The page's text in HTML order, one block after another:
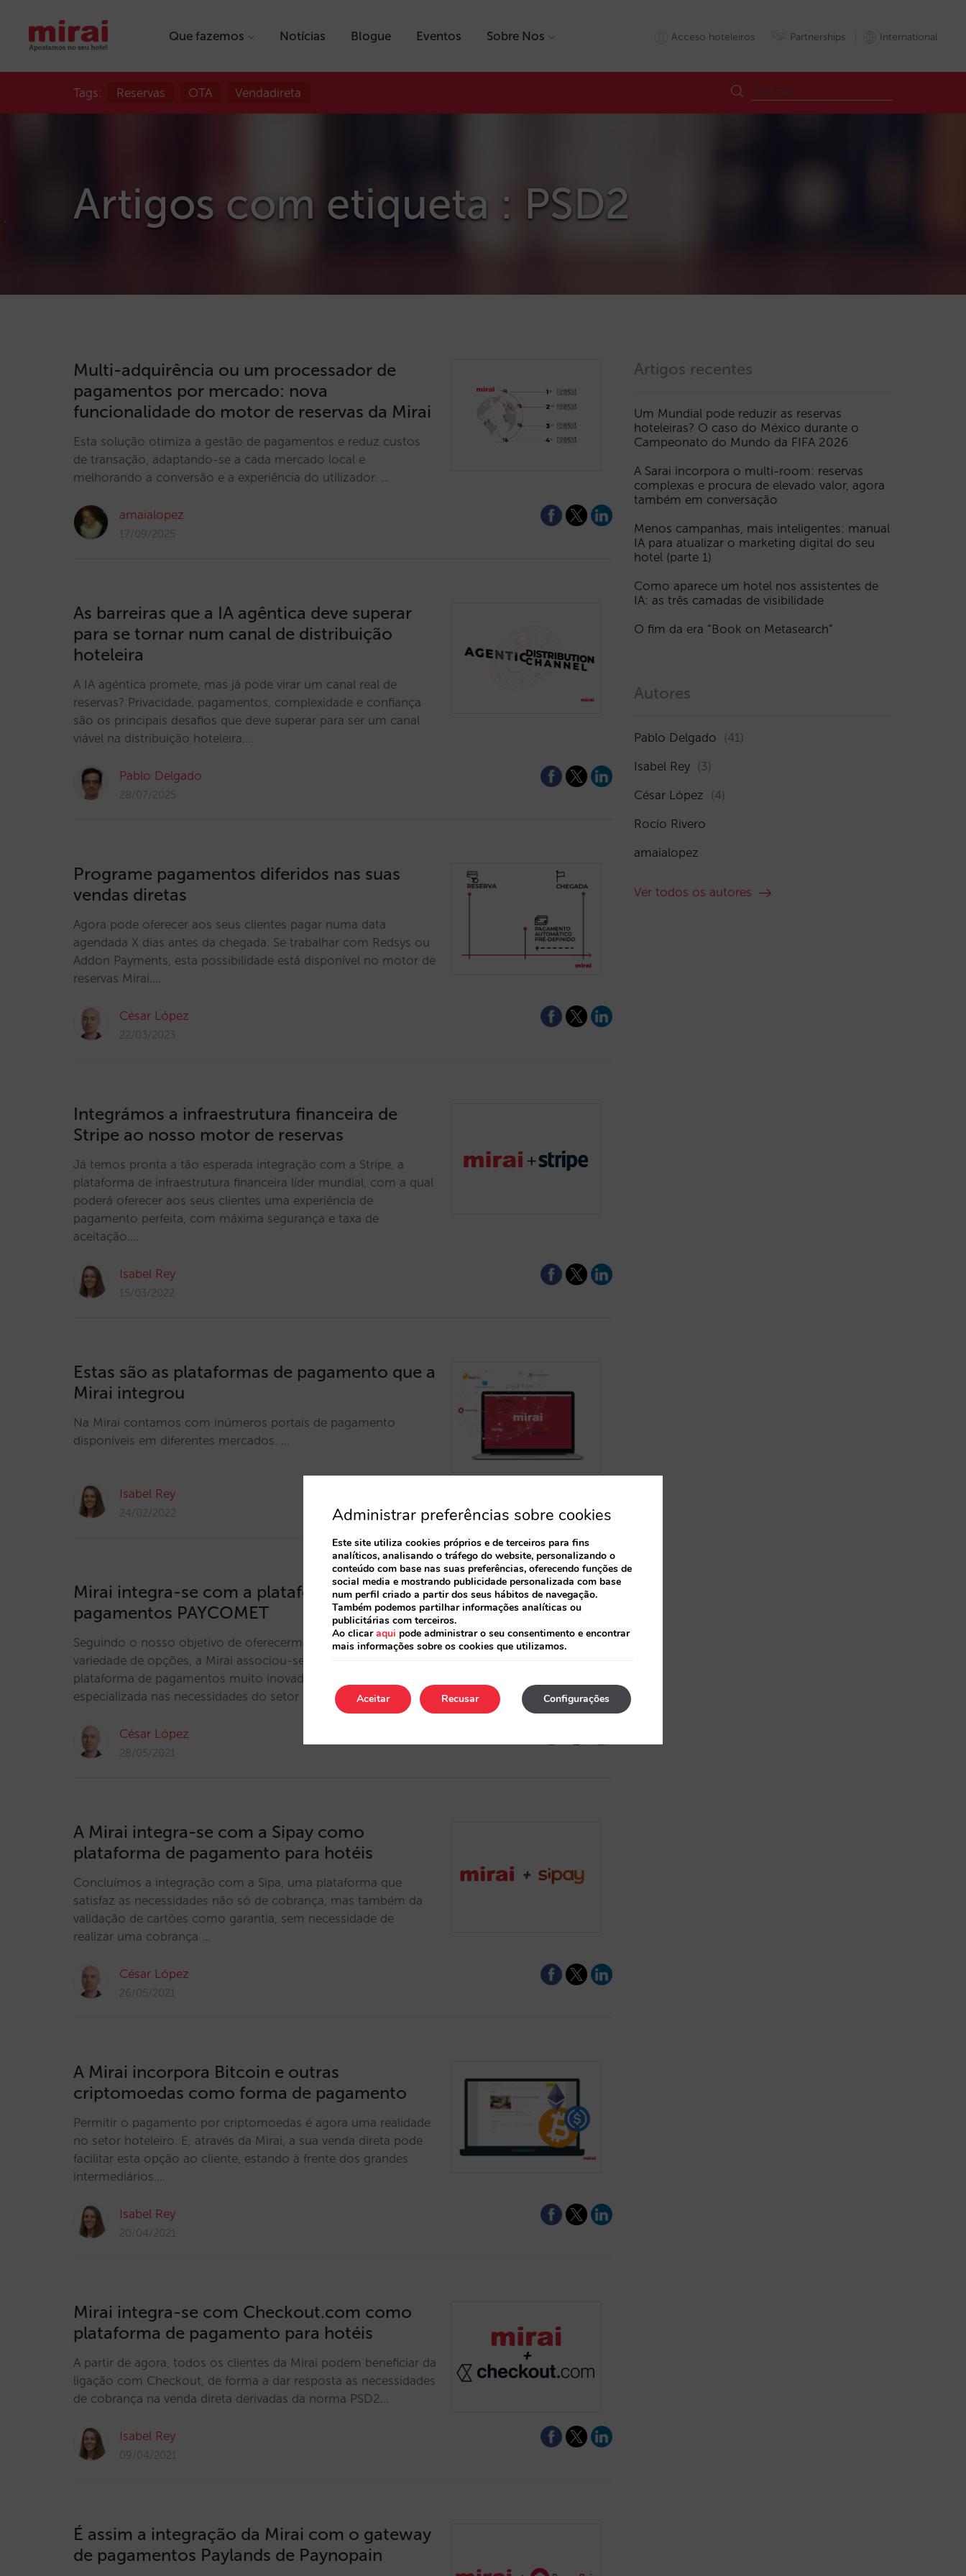
Que fazemos Notícias Blogue Eventos Sobre Nos Acceso hoteleiros Partnerships International
Tags: Reservas OTA Vendadireta
Artigos com etiqueta : PSD2
Multi-adquirência ou um processador de
pagamentos por mercado: nova
funcionalidade do motor de reservas da Mirai
Esta solução otimiza a gestão de pagamentos e reduz custos
de transação, adaptando-se a cada mercado local e
melhorando a conversão e a experiência do utilizador. …
amaialopez
17/09/2025
As barreiras que a IA agêntica deve superar
para se tornar num canal de distribuição
hoteleira
A IA agéntica promete, mas já pode virar um canal real de
reservas? Privacidade, pagamentos, complexidade e confiança
são os principais desafios que deve superar para ser um canal
viável na distribuição hoteleira.…
Pablo Delgado
28/07/2025
Programe pagamentos diferidos nas suas
vendas diretas
Agora pode oferecer aos seus clientes pagar numa data
agendada X dias antes da chegada. Se trabalhar com Redsys ou
Addon Payments, esta possibilidade está disponível no motor de
reservas Mirai.…
César López
22/03/2023
Integrámos a infraestrutura financeira de
Stripe ao nosso motor de reservas
Já temos pronta a tão esperada integração com a Stripe, a
plataforma de infraestrutura financeira líder mundial, com a qual
poderá oferecer aos seus clientes uma experiência de
pagamento perfeita, com máxima segurança e taxa de
aceitação.…
Isabel Rey
15/03/2022
Estas são as plataformas de pagamento que a
Mirai integrou
Na Mirai contamos com inúmeros portais de pagamento
disponíveis em diferentes mercados. …
Isabel Rey
24/02/2022
Mirai integra-se com a plataforma de
pagamentos PAYCOMET
Seguindo o nosso objetivo de oferecermos a mais ampla
variedade de opções, a Mirai associou-se à PAYCOMET, uma
plataforma de pagamentos muito inovadora e altamente
especializada nas necessidades do setor hoteleiro. …
César López
28/05/2021
A Mirai integra-se com a Sipay como
plataforma de pagamento para hotéis
Concluímos a integração com a Sipa, uma plataforma que
satisfaz as necessidades não só de cobrança, mas também da
validação de cartões como garantia, sem necessidade de
realizar uma cobrança …
César López
26/05/2021
A Mirai incorpora Bitcoin e outras
criptomoedas como forma de pagamento
Permitir o pagamento por criptomoedas é agora uma realidade
no setor hoteleiro. E, através da Mirai, a sua venda direta pode
facilitar esta opção ao cliente, estando à frente dos grandes
intermediários.…
Isabel Rey
20/04/2021
Mirai integra-se com Checkout.com como
plataforma de pagamento para hotéis
A partir de agora, todos os clientes da Mirai podem beneficiar da
ligação com Checkout, de forma a dar resposta as necessidades
de cobrança na venda direta derivadas da norma PSD2…
Isabel Rey
09/04/2021
É assim a integração da Mirai com o gateway
de pagamentos Paylands de Paynopain
Artigos recentes
Um Mundial pode reduzir as reservas
hoteleiras? O caso do México durante o
Campeonato do Mundo da FIFA 2026
A Sarai incorpora o multi-room: reservas
complexas e procura de elevado valor, agora
também em conversação
Menos campanhas, mais inteligentes: manual
IA para atualizar o marketing digital do seu
hotel (parte 1)
Como aparece um hotel nos assistentes de
IA: as três camadas de visibilidade
O fim da era “Book on Metasearch”
Autores
Pablo Delgado (41)
Isabel Rey (3)
César López (4)
Rocío Rivero
amaialopez
Ver todos os autores
Administrar preferências sobre cookies
Este site utiliza cookies próprios e de terceiros para fins
analíticos, analisando o tráfego do website, personalizando o
conteúdo com base nas suas preferências, oferecendo funções de
social media e mostrando publicidade personalizada com base
num perfil criado a partir dos seus hábitos de navegação.
Também podemos partilhar informações analíticas ou
publicitárias com terceiros.
Ao clicaraqui pode administrar o seu consentimento e encontrar
mais informações sobre os cookies que utilizamos.
Aceitar Configurações
Recusar